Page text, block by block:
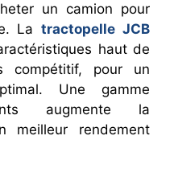
un camion pour
Latractopelle JCB
haut de
pour un
Une gamme
augmente la
meilleur rendement